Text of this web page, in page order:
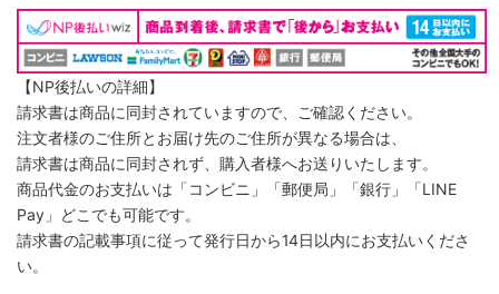
【NP後払いの詳細】
請求書は商品に同封されていますので、ご確認ください。
注文者様のご住所とお届け先のご住所が異なる場合は、
請求書は商品に同封されず、購入者様へお送りいたします。
商品代金のお支払いは「コンビニ」「郵便局」「銀行」「LINE
Pay」どこでも可能です。
請求書の記載事項に従って発行日から14日以内にお支払いくださ
い。